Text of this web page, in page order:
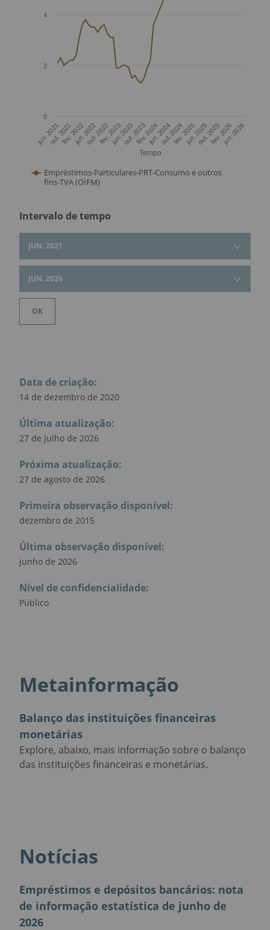
Tempo
jun. 2021
out. 2021fev. 2022jun. 2022out. 2022fev. 2023jun. 2023out. 2023fev. 2024jun. 2024out. 2024fev. 2025jun. 2025out. 2025fev. 2026jun. 2026
0
2
4
Empréstimos-Particulares-PRT-Consumo e outros
fins-TVA (OIFM)
Intervalo de tempo
JUN. 2021
JUN. 2026
OK
Data de criação:
14 de dezembro de 2020
Última atualização:
27 de julho de 2026
Próxima atualização:
27 de agosto de 2026
Primeira observação disponível:
dezembro de 2015
Última observação disponível:
junho de 2026
Nível de confidencialidade:
Público
Metainformação
Balanço das instituições financeiras
monetárias
Explore, abaixo, mais informação sobre o balanço
das instituições financeiras e monetárias.
Notícias
Empréstimos e depósitos bancários: nota
de informação estatística de junho de
2026